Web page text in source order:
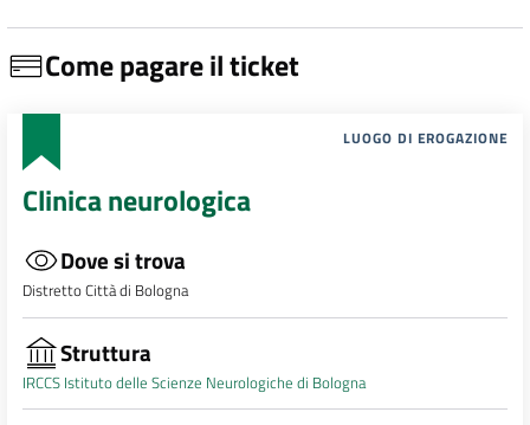
Come pagare il ticket
LUOGO DI EROGAZIONE
Clinica neurologica
Dove si trova
Distretto Città di Bologna
Struttura
IRCCS Istituto delle Scienze Neurologiche di Bologna